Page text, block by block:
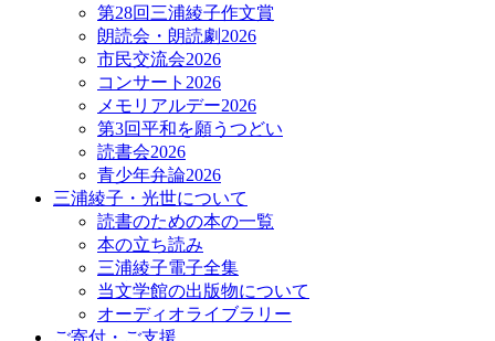
第28回三浦綾子作文賞
朗読会・朗読劇2026
市民交流会2026
コンサート2026
メモリアルデー2026
第3回平和を願うつどい
読書会2026
青少年弁論2026
三浦綾子・光世について
読書のための本の一覧
本の立ち読み
三浦綾子電子全集
当文学館の出版物について
オーディオライブラリー
ご寄付・ご支援